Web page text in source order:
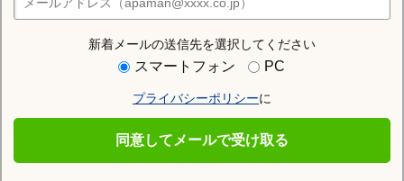
新着メールの送信先を選択してください
スマートフォン PC
プライバシーポリシーに
同意してメールで受け取る
店舗検索
住む街研究所で石狩市の情報を見る
石狩市の施設一覧